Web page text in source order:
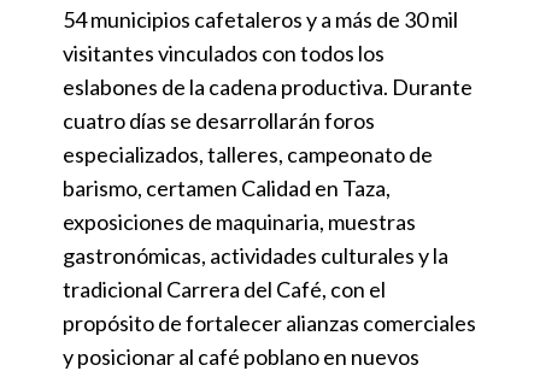
54 municipios cafetaleros y a más de 30 mil
visitantes vinculados con todos los
eslabones de la cadena productiva. Durante
cuatro días se desarrollarán foros
especializados, talleres, campeonato de
barismo, certamen Calidad en Taza,
exposiciones de maquinaria, muestras
gastronómicas, actividades culturales y la
tradicional Carrera del Café, con el
propósito de fortalecer alianzas comerciales
y posicionar al café poblano en nuevos